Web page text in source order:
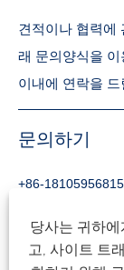
견적이나 협력에
래 문의양식을
이내에 연락을 드
문의하기
+86-18105956815
No.777,
당사는 귀하
고, 사이트 트